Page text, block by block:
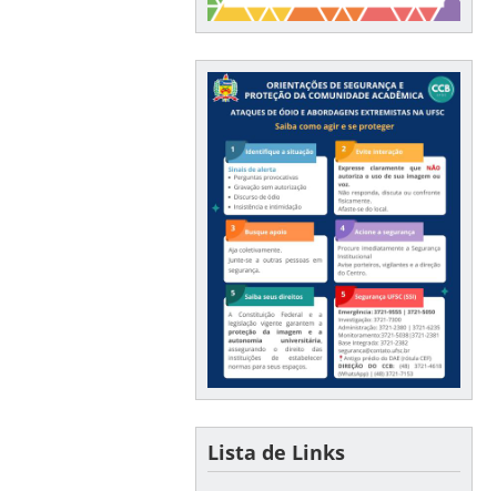
Lista de Links